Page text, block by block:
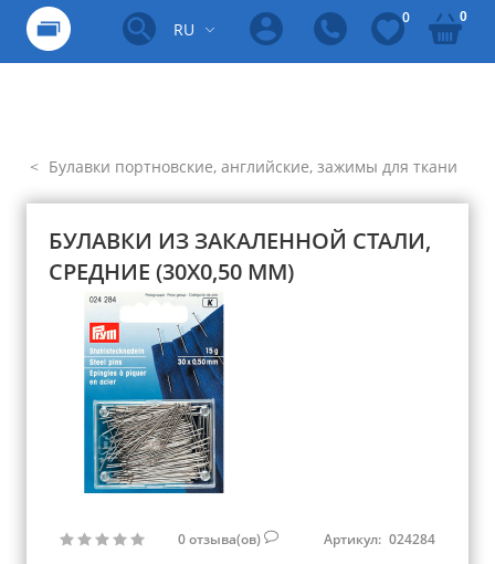
RU
0 0
Булавки портновские, английские, зажимы для ткани
БУЛАВКИ ИЗ ЗАКАЛЕННОЙ СТАЛИ,
СРЕДНИЕ (30Х0,50 ММ)
0отзыва(ов) Артикул: 024284